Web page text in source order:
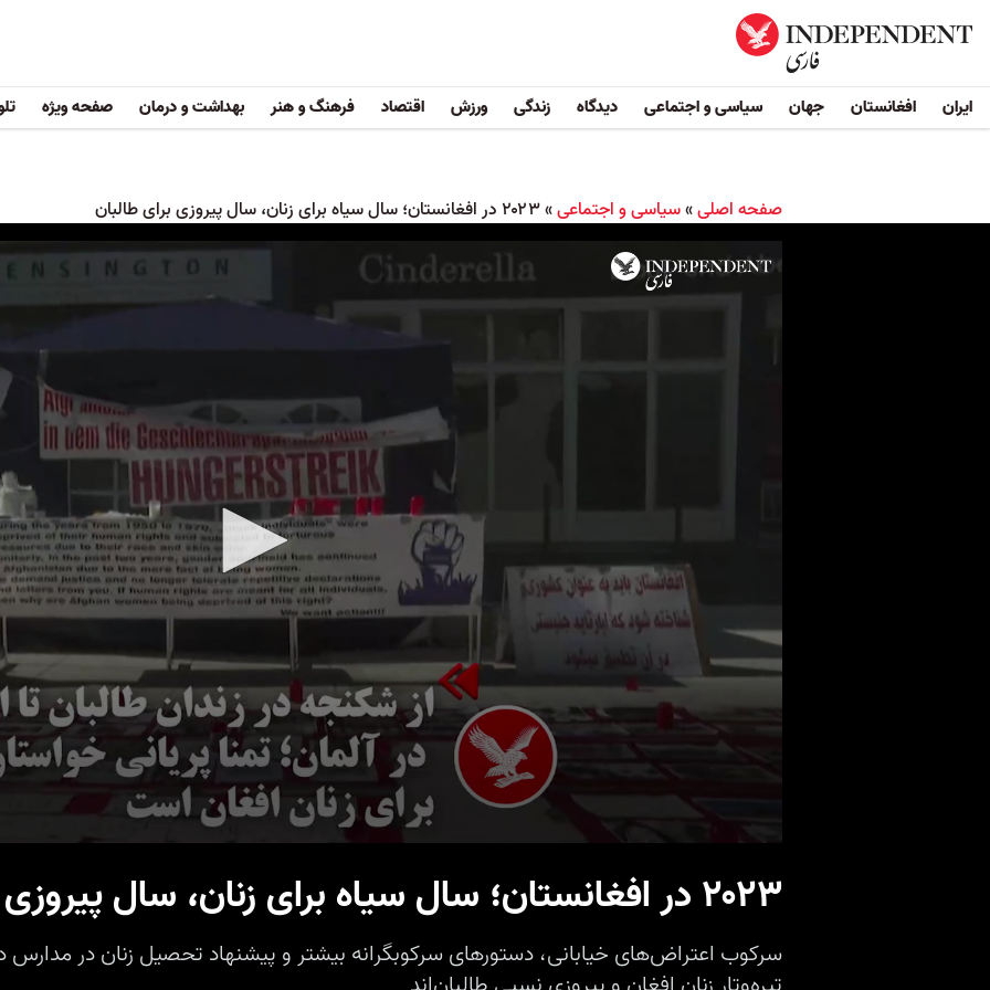
ایران افغانستان جهان سیاسی و اجتماعی دیدگاه زندگی ورزش اقتصاد فرهنگ و هنر بهداشت و درمان صفحه ویژه
صفحه اصلی»سیاسی و اجتماعی»۲۰۲۳ در افغانستان؛ سال سیاه برای زنان، سال پیروزی برای طالبان
۲۰۲۳ در افغانستان؛ سال سیاه برای زنان، سال پیروزی برای طالبان
سرکوب اعتراض‌های خیابانی، دستورهای سرکوبگرانه بیشتر و پیشنهاد تحصیل زنان در مدارس